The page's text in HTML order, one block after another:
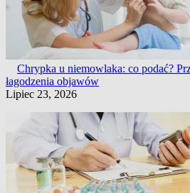
Chrypka u niemowlaka: co podać?
łagodzenia objawów
Lipiec 23, 2026